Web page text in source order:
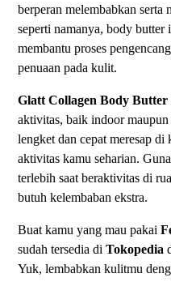
berperan melembabkan
seperti namanya, body
membantu proses
penuaan pada kulit.
Glatt Collagen Body Butter
aktivitas, baik indoor
lengket dan cepat meresap
aktivitas kamu seharian.
terlebih saat beraktivitas di
butuh kelembaban ekstra.
Buat kamu yang mau pakai
sudah tersedia diTokopedia
Yuk, lembabkan kulitmu